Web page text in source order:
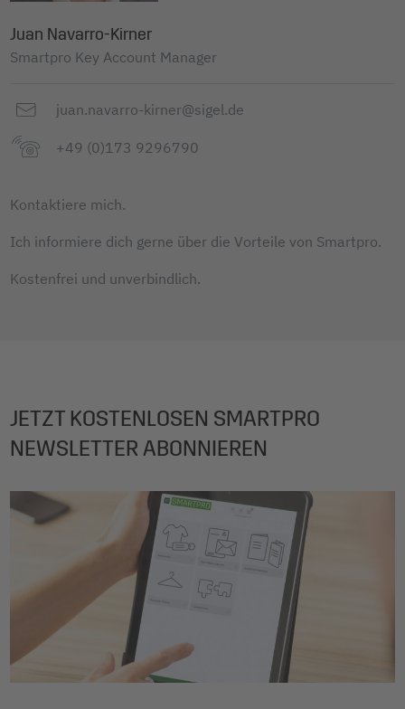
Juan Navarro-Kirner
Smartpro Key Account Manager
juan.navarro-kirner@sigel.de
+49 (0)173 9296790
Kontaktiere mich.
Ich informiere dich gerne über die Vorteile von Smartpro.
Kostenfrei und unverbindlich.
JETZT KOSTENLOSEN SMARTPRO
NEWSLETTER ABONNIEREN